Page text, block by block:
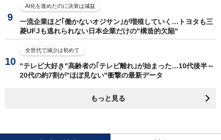
AI化を進めたのに決算は減益
一流企業ほど｢働かないオジサン｣が増殖していく…トヨタも三
菱UFJも逃れられない日本企業だけの"構造的欠陥"
全世代で減少は初めて
"テレビ大好き"高齢者の｢テレビ離れ｣が始まった…10代後半～
20代の約7割が"ほぼ見ない"衝撃の最新データ
もっと見る